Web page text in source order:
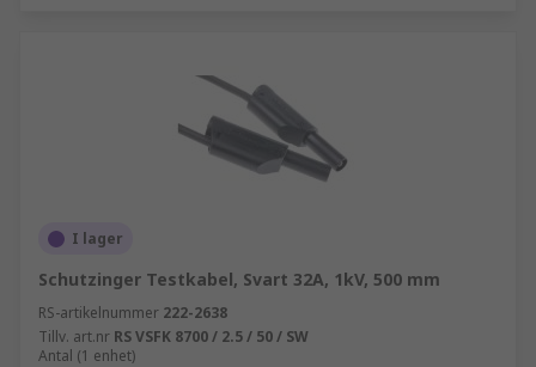
I lager
Schutzinger Testkabel, Svart 32A, 1kV, 500 mm
RS-artikelnummer 222-2638
Tillv. art.nr RS VSFK 8700 / 2.5 / 50 / SW
Antal (1 enhet)